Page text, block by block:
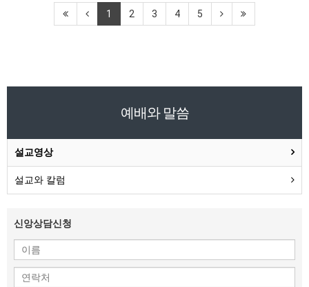
1 2 3 4 5
예배와 말씀
설교영상
설교와 칼럼
신앙상담신청